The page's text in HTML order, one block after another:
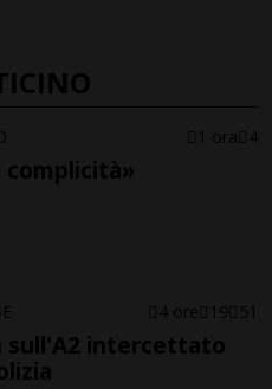
1 ora 4
complicità»
4 ore 19 51
sull'A2 intercettato